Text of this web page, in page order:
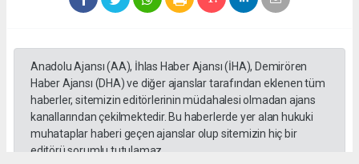
Anadolu Ajansı (AA), İhlas Haber Ajansı (İHA), Demirören
Haber Ajansı (DHA) ve diğer ajanslar tarafından eklenen tüm
haberler, sitemizin editörlerinin müdahalesi olmadan ajans
kanallarından çekilmektedir. Bu haberlerde yer alan hukuki
muhataplar haberi geçen ajanslar olup sitemizin hiç bir
editörü sorumlu tutulamaz...